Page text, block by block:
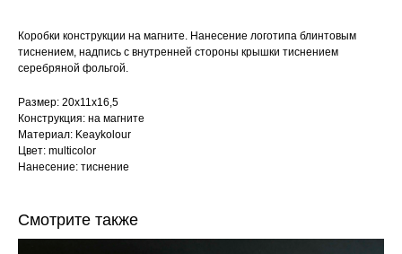
Коробки конструкции на магните. Нанесение логотипа блинтовым
тиснением, надпись с внутренней стороны крышки тиснением
серебряной фольгой.
Размер: 20х11х16,5
Конструкция: на магните
Материал: Keaykolour
Цвет: multicolor
Нанесение: тиснение
Смотрите также